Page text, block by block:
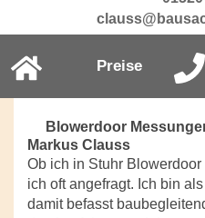
Preise
Blowerdoor
Markus Clauss
Ob ich in Stuhr
ich oft angefragt. Ich bin
damit befasst